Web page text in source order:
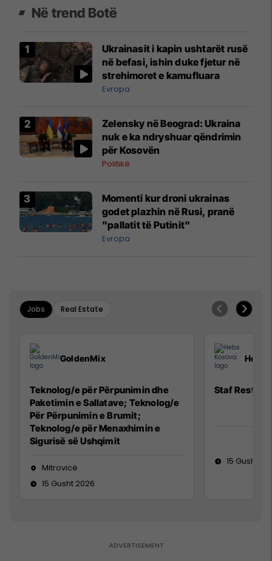
Në trend Botë
Ukrainasit i kapin ushtarët rusë
në befasi, ishin duke fjetur në
strehimoret e kamufluara
Evropa
Zelensky në Beograd: Ukraina
nuk e ka ndryshuar qëndrimin
për Kosovën
Politikë
Momenti kur droni ukrainas
godet plazhin në Rusi, pranë
"pallatit të Putinit"
Evropa
Jobs Real Estate
GoldenMix
Teknolog/e për Përpunimin dhe
Paketimin e Sallatave; Teknolog/e
Për Përpunimin e Brumit;
Teknolog/e për Menaxhimin e
Sigurisë së Ushqimit
Mitrovicë
15 Gusht 2026
Hebs
Staf
15 Gusht